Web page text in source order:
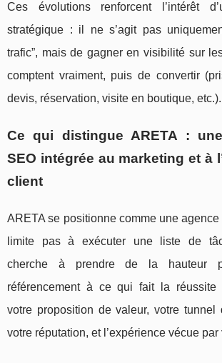
Ces évolutions renforcent l’intérêt
stratégique : il ne s’agit pas
trafic”, mais de gagner en visibilité sur
comptent vraiment, puis de convertir
devis, réservation, visite en boutique, etc.).
Ce qui distingue ARETA :
SEO intégrée au marketing et à
client
ARETA se positionne comme une
limite pas à exécuter une liste de
cherche à prendre de la hauteur
référencement à ce qui fait la réussite
votre proposition de valeur, votre tunnel
votre réputation, et l’expérience vécue par